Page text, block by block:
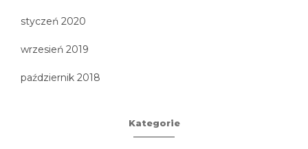
styczeń 2020
wrzesień 2019
październik 2018
Kategorie